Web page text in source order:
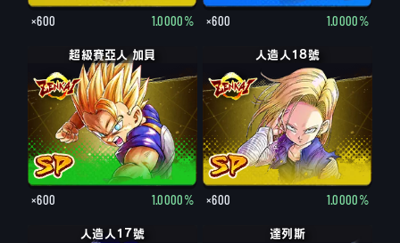
×600 1.0000% ×600 1.0000%
超級賽亞人 加貝
×600 1.0000%
人造人18號
×600 1.0000%
人造人17號 達列斯